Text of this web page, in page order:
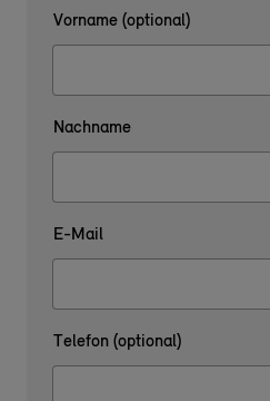
Vorname (optional)
Nachname
E-Mail
Telefon (optional)